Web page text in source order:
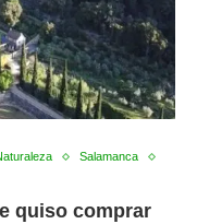
Salamanca
quiso comprar